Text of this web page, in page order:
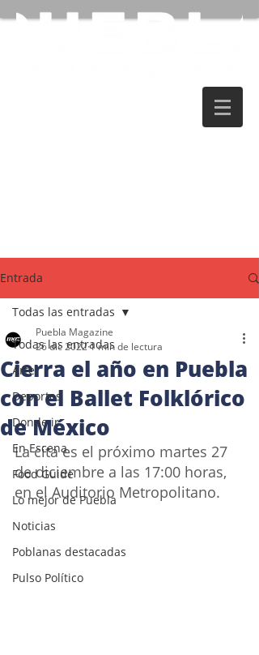
Entrada
Todas las entradas
Arte
Deportes
Donde ir
En Escena
Food Guide
Lo mejor de Puebla
Noticias
Poblanas destacadas
Pulso Político
Todas las entradas
Cierra el año en Puebla
con el Ballet Folklórico
de México
Puebla Magazine
26 dic 20221 min de lectura
La cita es el próximo martes 27
de diciembre a las 17:00 horas,
en el Auditorio Metropolitano.